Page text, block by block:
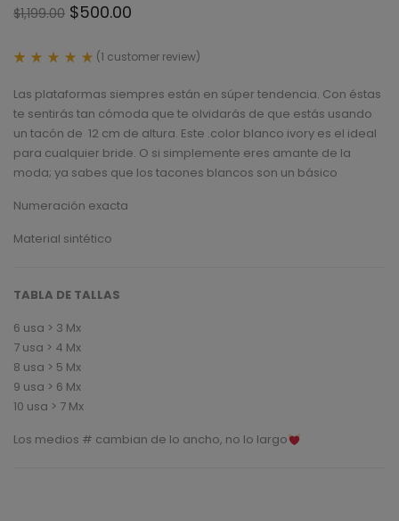
$1,199.00 $500.00
out
of 5
based
on
rating
(1 customer review)
Las plataformas siempres están en súper tendencia. Con éstas
te sentirás tan cómoda que te olvidarás de que estás usando
un tacón de 12 cm de altura. Este .color blanco ivory es el ideal
para cualquier bride. O si simplemente eres amante de la
moda; ya sabes que los tacones blancos son un básico
Numeración exacta
Material sintético
TABLA DE TALLAS
6 usa > 3 Mx
7 usa > 4 Mx
8 usa > 5 Mx
9 usa > 6 Mx
10 usa > 7 Mx
Los medios # cambian de lo ancho, no lo largo